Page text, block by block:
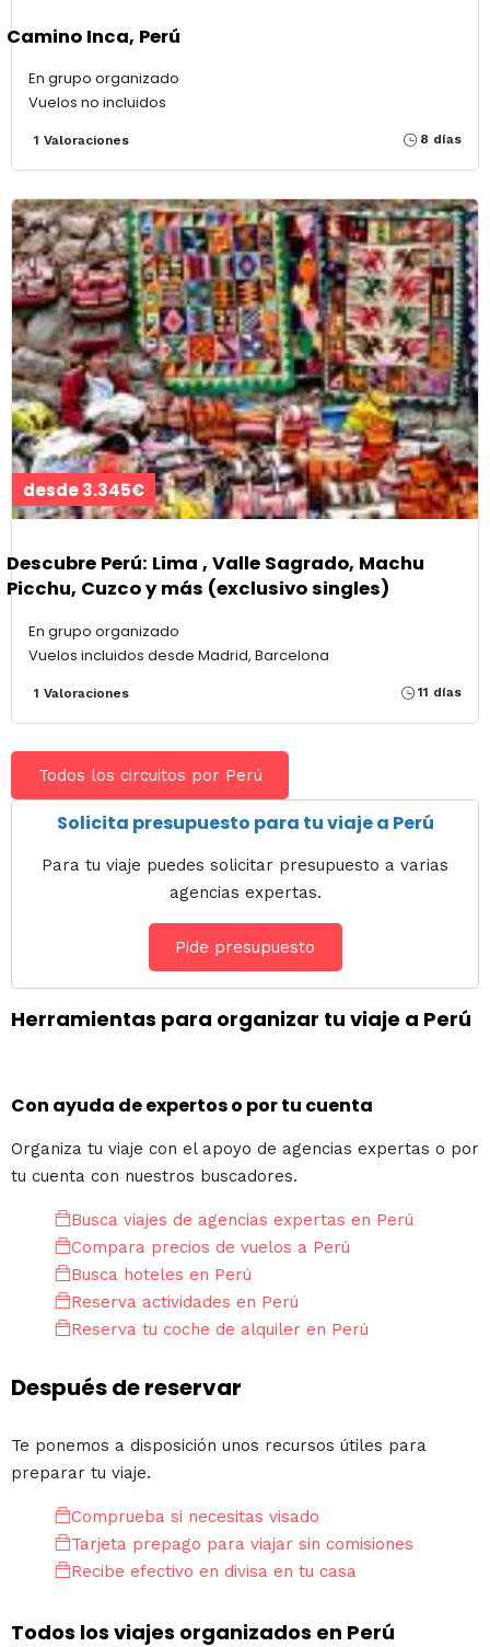
Camino Inca, Perú
En grupo organizado
Vuelos no incluidos
1 Valoraciones 8 días
desde 3.345€
Descubre Perú: Lima , Valle Sagrado, Machu
Picchu, Cuzco y más (exclusivo singles)
En grupo organizado
Vuelos incluidos desde Madrid, Barcelona
1 Valoraciones 11 días
Todos los circuitos por Perú
Solicita presupuesto para tu viaje a Perú
Para tu viaje puedes solicitar presupuesto a varias
agencias expertas.
Pide presupuesto
Herramientas para organizar tu viaje a Perú
Con ayuda de expertos o por tu cuenta
Organiza tu viaje con el apoyo de agencias expertas o por
tu cuenta con nuestros buscadores.
Busca viajes de agencias expertas en Perú
Compara precios de vuelos a Perú
Busca hoteles en Perú
Reserva actividades en Perú
Reserva tu coche de alquiler en Perú
Después de reservar
Te ponemos a disposición unos recursos útiles para
preparar tu viaje.
Comprueba si necesitas visado
Tarjeta prepago para viajar sin comisiones
Recibe efectivo en divisa en tu casa
Todos los viajes organizados en Perú